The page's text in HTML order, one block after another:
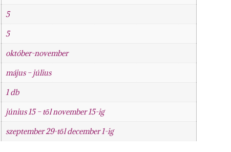
5
5
október-november
május – július
1 db
június 15 – től november 15-ig
szeptember 29-től december 1-ig